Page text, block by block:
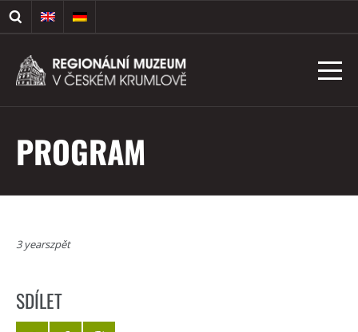
PROGRAM
3 yearszpět
SDÍLET